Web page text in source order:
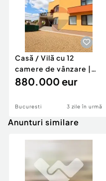
Casă / Vilă cu 12
camere de vânzare |
Fundeni, Sector 2
880.000 eur
Bucuresti 3 zile în urmă
Anunturi similare